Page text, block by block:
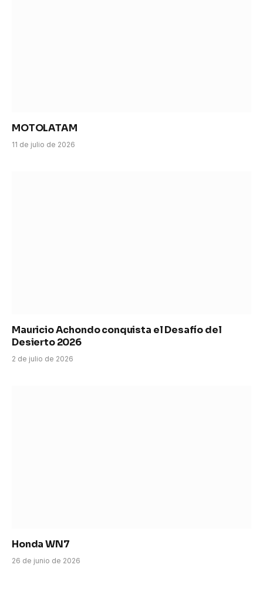
MOTOLATAM
11 de julio de 2026
Mauricio Achondo conquista el Desafío del
Desierto 2026
2 de julio de 2026
Honda WN7
26 de junio de 2026